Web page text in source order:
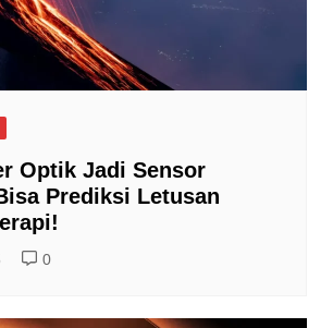
Optik Jadi Sensor
Prediksi Letusan
0